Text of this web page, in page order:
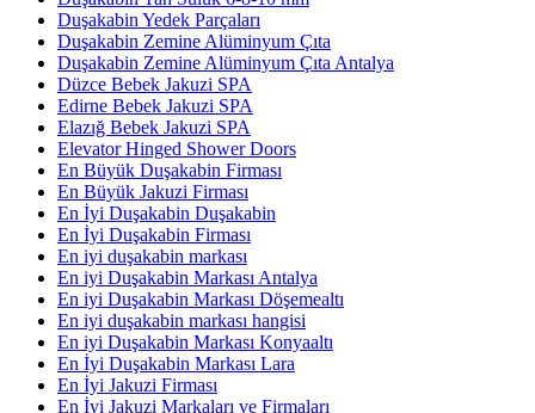
Duşakabin Yedek Parçaları
Duşakabin Zemine Alüminyum Çıta
Duşakabin Zemine Alüminyum Çıta Antalya
Düzce Bebek Jakuzi SPA
Edirne Bebek Jakuzi SPA
Elazığ Bebek Jakuzi SPA
Elevator Hinged Shower Doors
En Büyük Duşakabin Firması
En Büyük Jakuzi Firması
En İyi Duşakabin Duşakabin
En İyi Duşakabin Firması
En iyi duşakabin markası
En iyi Duşakabin Markası Antalya
En iyi Duşakabin Markası Döşemealtı
En iyi duşakabin markası hangisi
En iyi Duşakabin Markası Konyaaltı
En İyi Duşakabin Markası Lara
En İyi Jakuzi Firması
En İyi Jakuzi Markaları ve Firmaları